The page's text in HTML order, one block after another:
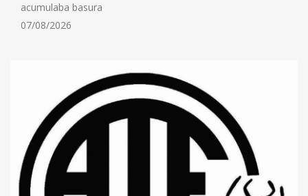
acumulaba basura
07/08/2026